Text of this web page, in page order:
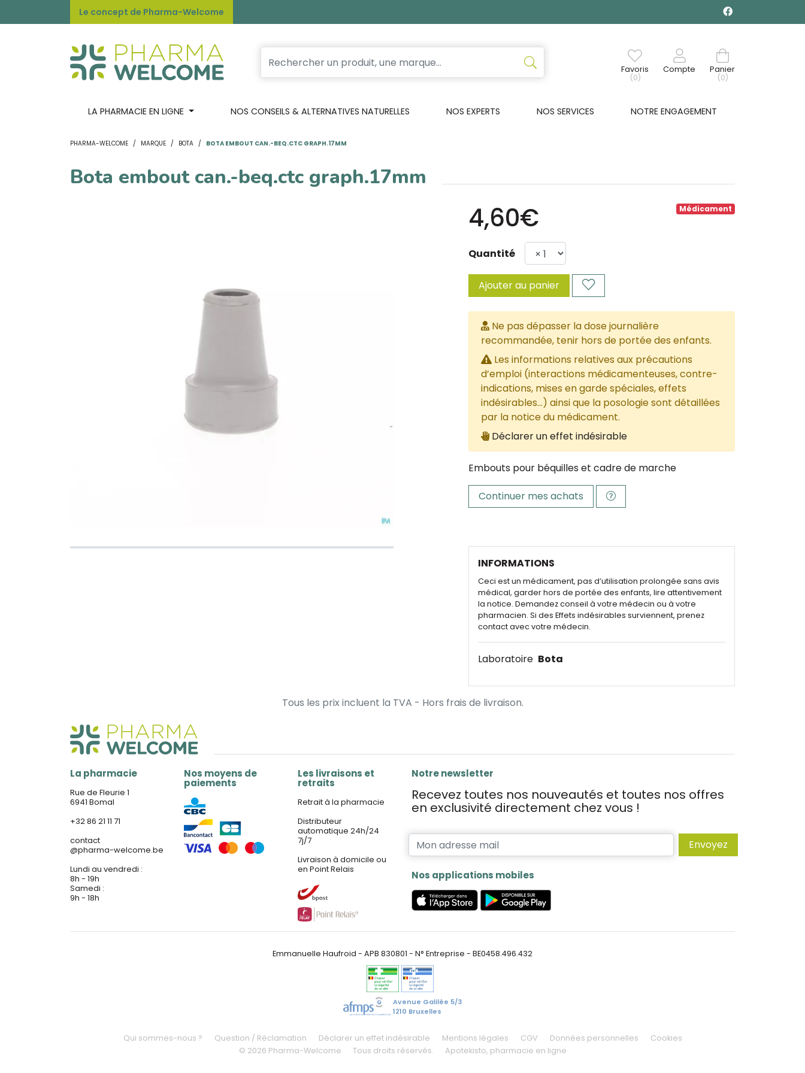
Le concept de Pharma-Welcome
Favoris
(0)
Compte
Panier
(0)
LA PHARMACIE EN LIGNE NOS CONSEILS & ALTERNATIVES NATURELLES NOS EXPERTS NOS SERVICES NOTRE ENGAGEMENT
PHARMA-WELCOME MARQUE BOTA BOTA EMBOUT CAN.-BEQ.CTC GRAPH.17MM
Bota embout can.-beq.ctc graph.17mm
Médicament
4,60€
Quantité
Ajouter au panier
Ne pas dépasser la dose journalière
recommandée, tenir hors de portée des enfants.
Les informations relatives aux précautions
d’emploi (interactions médicamenteuses, contre-
indications, mises en garde spéciales, effets
indésirables...) ainsi que la posologie sont détaillées
par la notice du médicament.
Déclarer un effet indésirable
Embouts pour béquilles et cadre de marche
Continuer mes achats
INFORMATIONS
Ceci est un médicament, pas d’utilisation prolongée sans avis
médical, garder hors de portée des enfants, lire attentivement
la notice. Demandez conseil à votre médecin ou à votre
pharmacien. Si des Effets indésirables surviennent, prenez
contact avec votre médecin.
Laboratoire Bota
Tous les prix incluent la TVA - Hors frais de livraison.
La pharmacie
Rue de Fleurie 1
6941 Bomal
+32 86 21 11 71
contact
@pharma-welcome.be
Lundi au vendredi :
8h - 19h
Samedi :
9h - 18h
Nos moyens de
paiements
Les livraisons et
retraits
Retrait à la pharmacie
Distributeur
automatique 24h/24
7j/7
Livraison à domicile ou
en Point Relais
Notre newsletter
Recevez toutes nos nouveautés et toutes nos offres
en exclusivité directement chez vous !
Envoyez
Nos applications mobiles
Emmanuelle Haufroid - APB 830801 - N° Entreprise - BE0458.496.432
Avenue Galilée 5/3
1210 Bruxelles
Qui sommes-nous ? Question / Réclamation Déclarer un effet indésirable Mentions légales CGV Données personnelles
Cookies
© 2026 Pharma-Welcome
Tous droits réservés. Apotekisto, pharmacie en ligne